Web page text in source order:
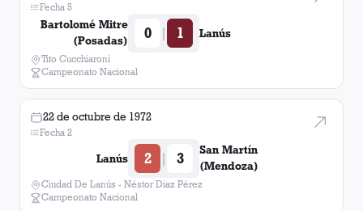
Fecha 5
Bartolomé Mitre
(Posadas)
0 | 1 Lanús
Tito Cucchiaroni
Campeonato Nacional
22 de octubre de 1972
Fecha 2
Lanús 2 | 3
San Martín
(Mendoza)
Ciudad De Lanús - Néstor Diaz Pérez
Campeonato Nacional